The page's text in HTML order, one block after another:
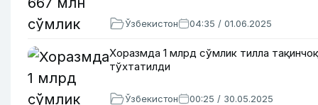
Ўзбекистон 04:35 / 01.06.2025
Хоразмда 1 млрд сўмлик тилла
тўхтатилди
Ўзбекистон 00:25 / 30.05.2025